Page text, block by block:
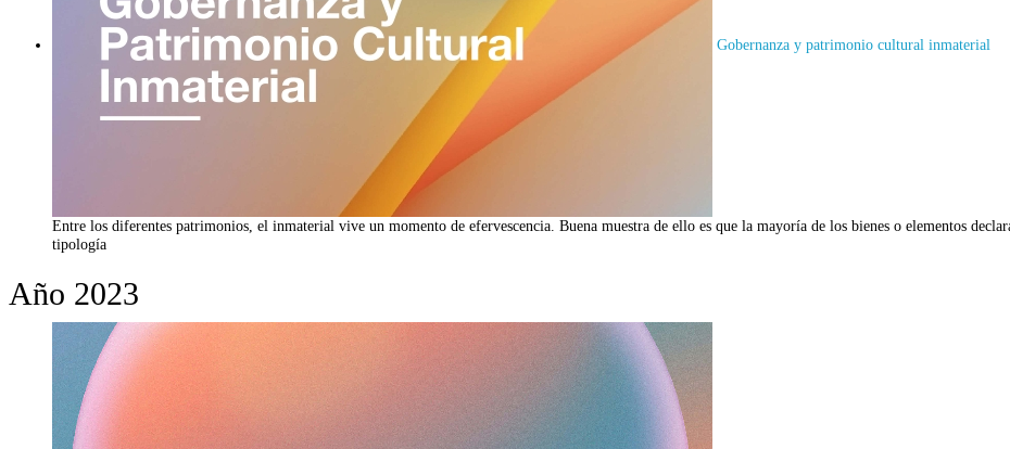
Gobernanza y patrimonio cultural inmaterial
Entre los diferentes patrimonios, el inmaterial vive un momento de efervescencia. Buena muestra de ello es que la mayoría de los bienes o elementos
tipología
Año 2023